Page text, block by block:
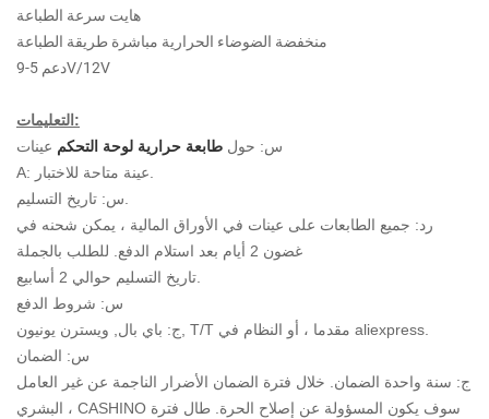
هايت سرعة الطباعة
منخفضة الضوضاء الحرارية مباشرة طريقة الطباعة
دعم 5-9V/12V
التعليمات:
س: حول طابعة حرارية لوحة التحكم عينات
رد: جميع الطابعات على عينات في الأوراق المالية ، يمكن شحنه في
غضون 2 أيام بعد استلام الدفع. للطلب بالجملة
س: شروط الدفع
ج: باي بال, ويسترن يونيون, T/T مقدما ، أو النظام في aliexpress.
س: الضمان
ج: سنة واحدة الضمان. خلال فترة الضمان الأضرار الناجمة عن غير العامل
البشري ، CASHINO سوف يكون المسؤولة عن إصلاح الحرة. طال فترة